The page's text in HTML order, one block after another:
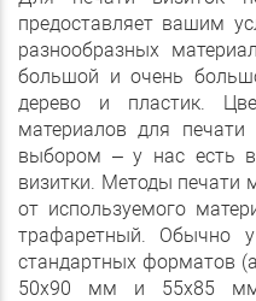
предоставляет вашим
разнообразных
большой и очень
дерево и пластик.
материалов для
выбором – у нас есть
визитки. Методы печати
от используемого
трафаретный. Обычно
стандартных форматов
50х90 мм и 55х85